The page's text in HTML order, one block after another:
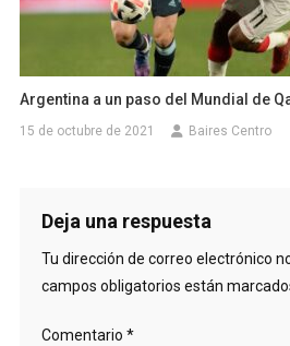
Argentina a un paso del Mundial de
15 de octubre de 2021 Baires Centro
Deja una respuesta
Tu dirección de correo electrónico
campos obligatorios están
Comentario *